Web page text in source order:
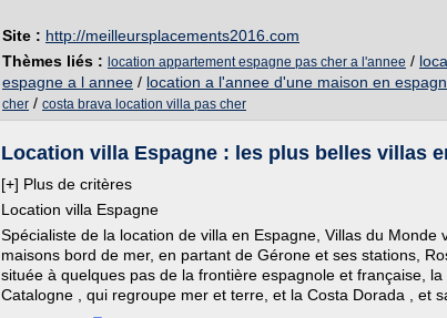
Site : http://meilleursplacements2016.com
Thèmes liés : location appartement espagne pas cher a l'annee /
espagne a l annee / location a l'annee d'une maison en
cher / costa brava location villa pas cher
Location villa Espagne : les plus belles villas
[+] Plus de critères
Location villa Espagne
Spécialiste de la location de villa en Espagne, Villas du Monde
maisons bord de mer, en partant de Gérone et ses stations,
située à quelques pas de la frontière espagnole et française,
Catalogne , qui regroupe mer et terre, et la Costa Dorada , et